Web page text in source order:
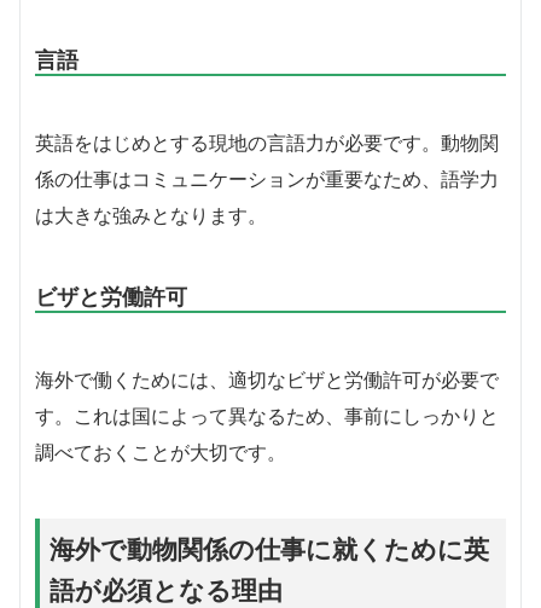
言語
英語をはじめとする現地の言語力が必要です。動物関
係の仕事はコミュニケーションが重要なため、語学力
は大きな強みとなります。
ビザと労働許可
海外で働くためには、適切なビザと労働許可が必要で
す。これは国によって異なるため、事前にしっかりと
調べておくことが大切です。
海外で動物関係の仕事に就くために英
語が必須となる理由